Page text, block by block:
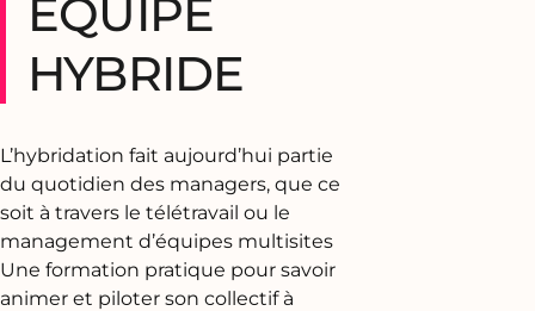
ÉQUIPE
HYBRIDE
L’hybridation fait aujourd’hui partie
du quotidien des managers, que ce
soit à travers le télétravail ou le
management d’équipes multisites
Une formation pratique pour savoir
animer et piloter son collectif à